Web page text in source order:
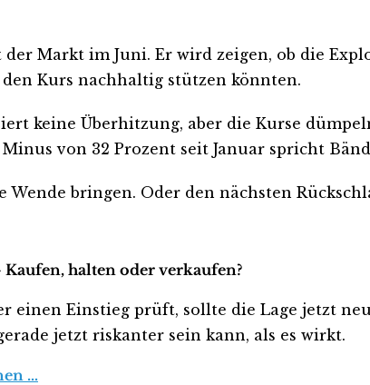
Markt im Juni. Er wird zeigen, ob die
Kurs nachhaltig stützen könnten.
keine Überhitzung, aber die Kurse
von 32 Prozent seit Januar spricht
bringen. Oder den nächsten
halten oder verkaufen?
Einstieg prüft, sollte die Lage jetzt
jetzt riskanter sein kann, als es wirkt.
…